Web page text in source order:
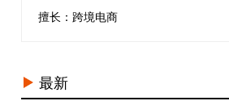
擅长：跨境电商
最新